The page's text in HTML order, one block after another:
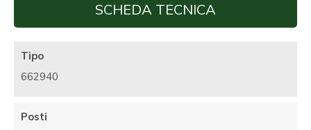
SCHEDA TECNICA
Tipo
662940
Posti